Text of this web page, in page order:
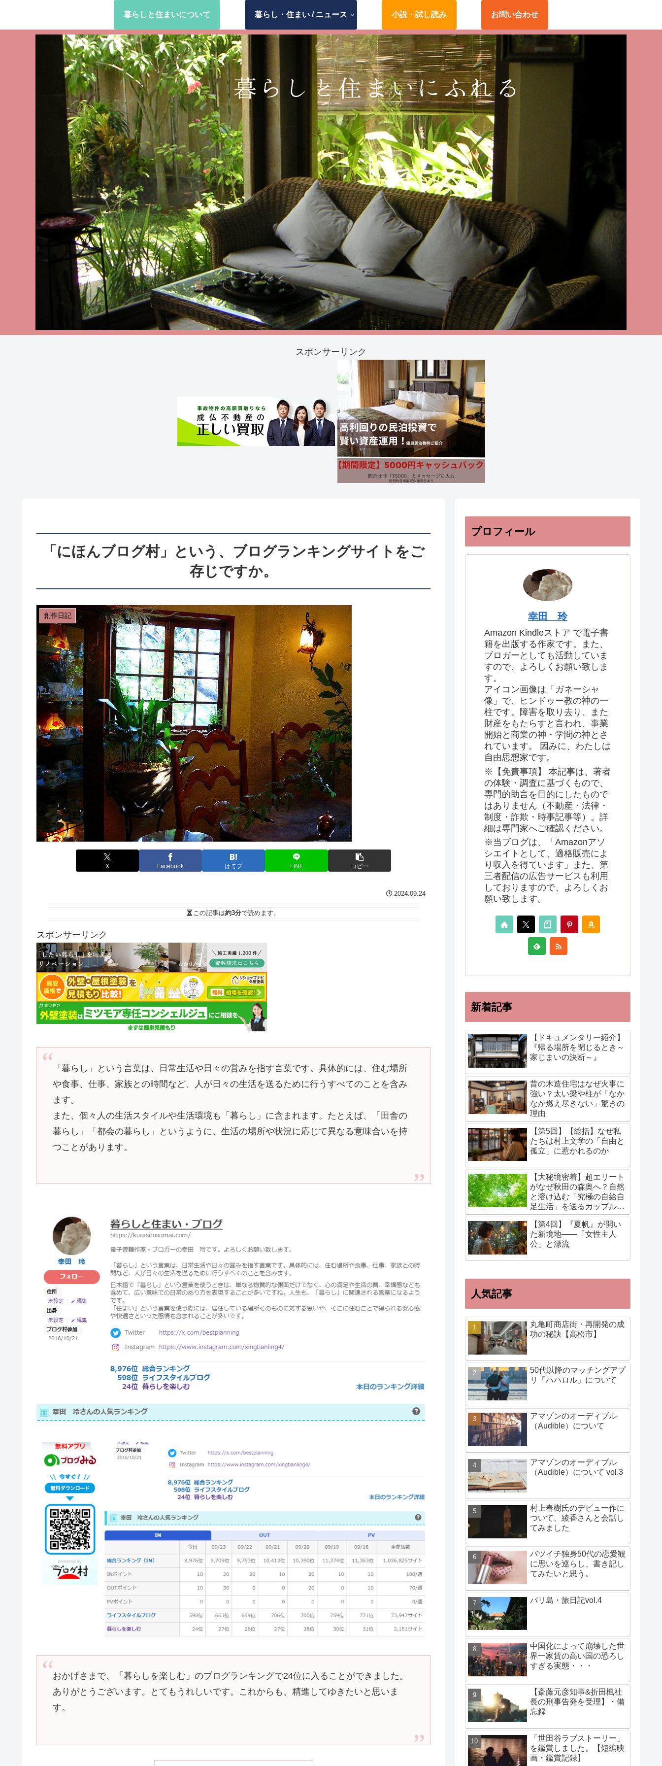
暮らしと住まいについて 暮らし・住まい / ニュース 小説・試し読み お問い合わせ
スポンサーリンク
「にほんブログ村」という、ブログランキングサイトをご
存じですか。
創作日記
X Facebook はてブ LINE コピー
2024.09.24
この記事は約3分で読めます。
スポンサーリンク
「暮らし」という言葉は、日常生活や日々の営みを指す言葉です。具体的には、住む場所
や食事、仕事、家族との時間など、人が日々の生活を送るために行うすべてのことを含み
ます。
また、個々人の生活スタイルや生活環境も「暮らし」に含まれます。たとえば、「田舎の
暮らし」「都会の暮らし」というように、生活の場所や状況に応じて異なる意味合いを持
つことがあります。
おかげさまで、「暮らしを楽しむ」のブログランキングで24位に入ることができました。
ありがとうございます。とてもうれしいです。これからも、精進してゆきたいと思いま
す。
プロフィール
幸田 玲
Amazon Kindleストア で電子書
籍を出版する作家です。また、
ブロガーとしても活動していま
すので、よろしくお願い致しま
す。
アイコン画像は「ガネーシャ
像」で、ヒンドゥー教の神の一
柱です。障害を取り去り、また
財産をもたらすと言われ、事業
開始と商業の神・学問の神とさ
れています。 因みに、わたしは
自由思想家です。
※【免責事項】 本記事は、著者
の体験・調査に基づくもので、
専門的助言を目的にしたもので
はありません（不動産・法律・
制度・詐欺・時事記事等）。詳
細は専門家へご確認ください。
※当ブログは、「Amazonアソ
シエイトとして、適格販売によ
り収入を得ています」また、第
三者配信の広告サービスも利用
しておりますので、よろしくお
願い致します。
新着記事
【ドキュメンタリー紹介】
『帰る場所を閉じるとき～
家じまいの決断～』
昔の木造住宅はなぜ火事に
強い？太い梁や柱が「なか
なか燃え尽きない」驚きの
理由
【第5回】【総括】なぜ私
たちは村上文学の「自由と
孤立」に惹かれるのか
【大秘境密着】超エリート
がなぜ秋田の森奥へ？自然
と溶け込む「究極の自給自
足生活」を送るカップルに
迫る！
【第4回】『夏帆』が開い
た新境地——「女性主人
公」と漂流
人気記事
丸亀町商店街・再開発の成
功の秘訣【高松市】
50代以降のマッチングアプ
リ「ハハロル」について
アマゾンのオーディブル
（Audible）について
アマゾンのオーディブル
（Audible）について vol.3
村上春樹氏のデビュー作に
ついて、綾香さんと会話し
てみました
バツイチ独身50代の恋愛観
に思いを巡らし、書き記し
てみたいと思う。
バリ島・旅日記vol.4
中国化によって崩壊した世
界一家賃の高い国の恐ろし
すぎる実態・・・
【斎藤元彦知事&折田楓社
長の刑事告発を受理】・備
忘録
「世田谷ラブストーリー」
を鑑賞しました。【短編映
画・鑑賞記録】